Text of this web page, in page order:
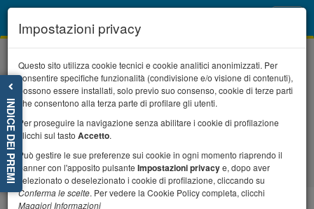
Home Il progetto
VII edizione del Premio storie di alternanza e
competenze, le candidature entro l'11 ottobre
INDICE DEI PREMI
Impostazioni privacy
Questo sito utilizza cookie tecnici e cookie analitici anonimizzati. Per
consentire specifiche funzionalità (condivisione e/o visione di contenuti),
possono essere installati, solo previo suo consenso, cookie di terze parti
che consentono alla terza parte di profilare gli utenti.
Per proseguire la navigazione senza abilitare i cookie di profilazione
clicchi sul tasto Accetto.
Può gestire le sue preferenze sui cookie in ogni momento riaprendo il
banner con l'apposito pulsante Impostazioni privacye, dopo aver
selezionato o deselezionato i cookie di profilazione, cliccando su
Conferma le scelte. Per vedere la Cookie Policy completa, clicchi
Maggiori Informazioni